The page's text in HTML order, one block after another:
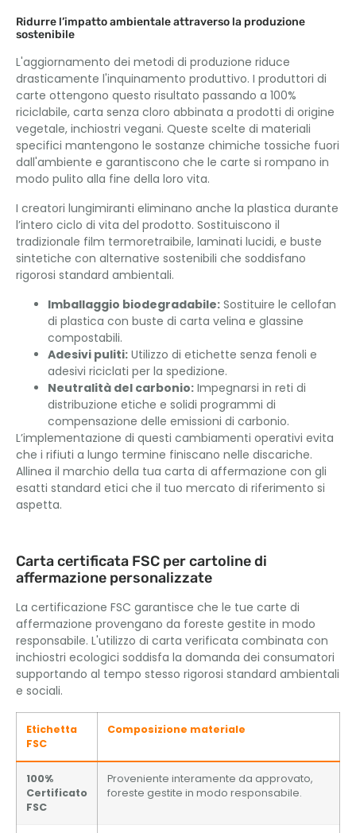
Ridurre l’impatto ambientale attraverso la produzione
sostenibile
L'aggiornamento dei metodi di produzione riduce
drasticamente l'inquinamento produttivo. I produttori di
carte ottengono questo risultato passando a 100%
riciclabile, carta senza cloro abbinata a prodotti di origine
vegetale, inchiostri vegani. Queste scelte di materiali
specifici mantengono le sostanze chimiche tossiche fuori
dall'ambiente e garantiscono che le carte si rompano in
modo pulito alla fine della loro vita.
I creatori lungimiranti eliminano anche la plastica durante
l’intero ciclo di vita del prodotto. Sostituiscono il
tradizionale film termoretraibile, laminati lucidi, e buste
sintetiche con alternative sostenibili che soddisfano
rigorosi standard ambientali.
Imballaggio biodegradabile: Sostituire le cellofan
di plastica con buste di carta velina e glassine
compostabili.
Adesivi puliti: Utilizzo di etichette senza fenoli e
adesivi riciclati per la spedizione.
Neutralità del carbonio: Impegnarsi in reti di
distribuzione etiche e solidi programmi di
compensazione delle emissioni di carbonio.
L’implementazione di questi cambiamenti operativi evita
che i rifiuti a lungo termine finiscano nelle discariche.
Allinea il marchio della tua carta di affermazione con gli
esatti standard etici che il tuo mercato di riferimento si
aspetta.
Carta certificata FSC per cartoline di
affermazione personalizzate
La certificazione FSC garantisce che le tue carte di
affermazione provengano da foreste gestite in modo
responsabile. L'utilizzo di carta verificata combinata con
inchiostri ecologici soddisfa la domanda dei consumatori
supportando al tempo stesso rigorosi standard ambientali
e sociali.
Etichetta
FSC
Composizione materiale
100%
Certificato
FSC
Proveniente interamente da approvato,
foreste gestite in modo responsabile.